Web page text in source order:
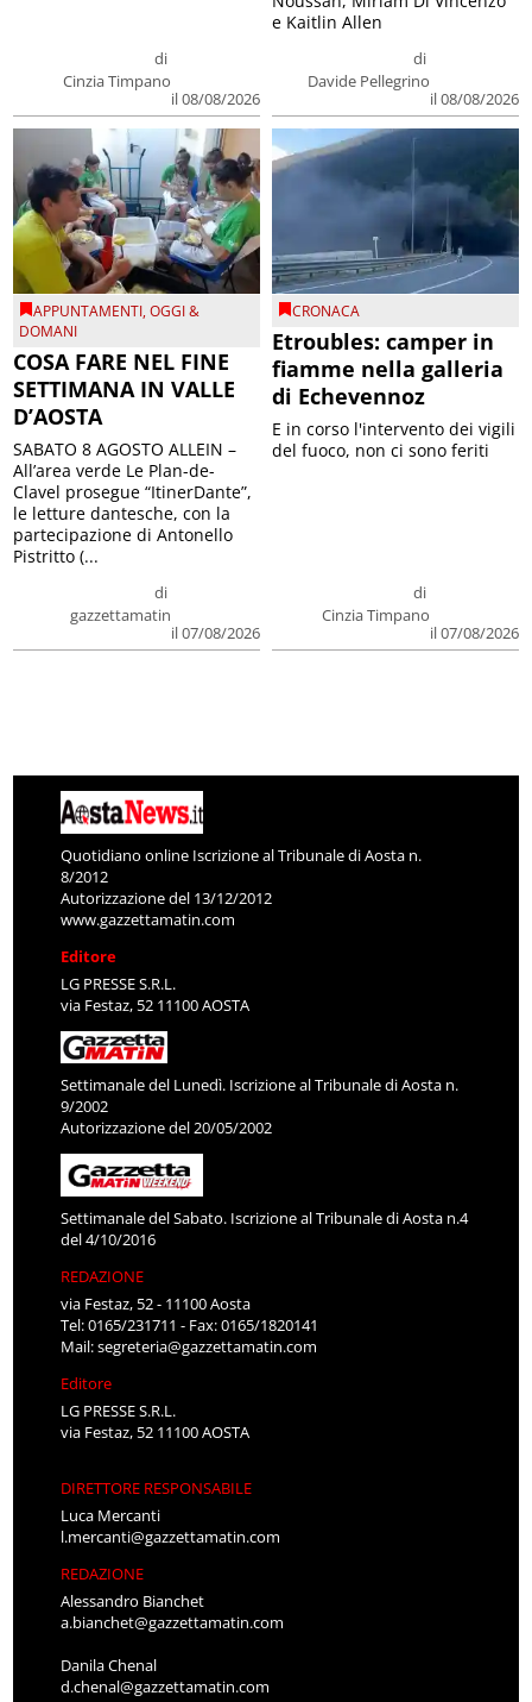
di
Cinzia Timpano
il 08/08/2026
di
Davide Pellegrino
il 08/08/2026
e Kaitlin Allen
APPUNTAMENTI,OGGI &
DOMANI
COSA FARE NEL FINE
SETTIMANA IN VALLE
D’AOSTA
di
gazzettamatin
il 07/08/2026
SABATO 8 AGOSTO ALLEIN –
All’area verde Le Plan-de-
Clavel prosegue “ItinerDante”,
le letture dantesche, con la
partecipazione di Antonello
Pistritto (...
CRONACA
Etroubles: camper in
fiamme nella galleria
di Echevennoz
di
Cinzia Timpano
il 07/08/2026
E in corso l'intervento dei vigili
del fuoco, non ci sono feriti
Quotidiano online Iscrizione al Tribunale di Aosta n.
8/2012
Autorizzazione del 13/12/2012
www.gazzettamatin.com
Editore
LG PRESSE S.R.L.
via Festaz, 52 11100 AOSTA
Settimanale del Lunedì. Iscrizione al Tribunale di Aosta n.
9/2002
Autorizzazione del 20/05/2002
Settimanale del Sabato. Iscrizione al Tribunale di Aosta n.4
del 4/10/2016
REDAZIONE
via Festaz, 52 - 11100 Aosta
Tel: 0165/231711 - Fax: 0165/1820141
Mail:segreteria@gazzettamatin.com
Editore
LG PRESSE S.R.L.
via Festaz, 52 11100 AOSTA
DIRETTORE RESPONSABILE
Luca Mercanti
l.mercanti@gazzettamatin.com
REDAZIONE
Alessandro Bianchet
a.bianchet@gazzettamatin.com
Danila Chenal
d.chenal@gazzettamatin.com